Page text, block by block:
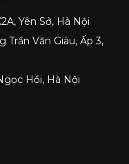
Yên Sở, Hà Nội
Trần Văn Giàu, Ấp 3,
Hồi, Hà Nội